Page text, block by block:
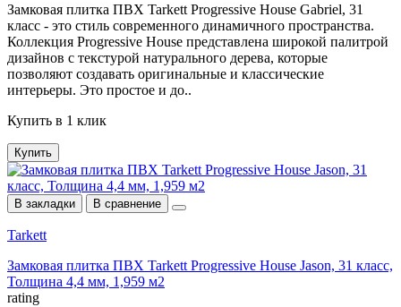
Замковая плитка ПВХ Tarkett Progressive House Gabriel, 31
класс - это стиль современного динамичного пространства.
Коллекция Progressive House представлена широкой палитрой
дизайнов c текстурой натурального дерева, которые
позволяют создавать оригинальные и классические
интерьеры. Это простое и до..
Купить в 1 клик
Купить
В закладки В сравнение
Tarkett
Замковая плитка ПВХ Tarkett Progressive House Jason, 31 класс,
Толщина 4,4 мм, 1,959 м2
rating